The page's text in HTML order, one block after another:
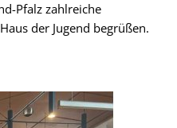
Pfalz zahlreiche
der Jugend begrüßen.